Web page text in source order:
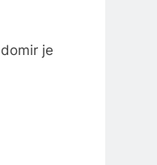
je